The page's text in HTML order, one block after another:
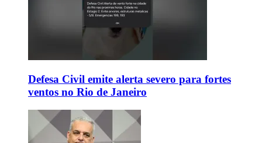
Defesa Civil emite alerta severo para fortes
ventos no Rio de Janeiro